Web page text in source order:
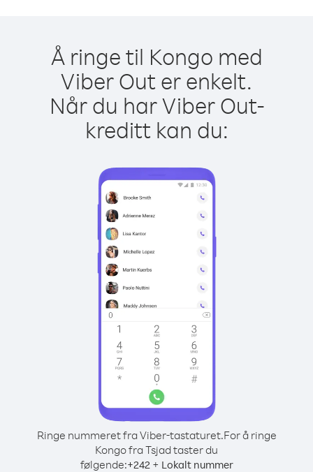
Å ringe til Kongo med
Viber Out er enkelt.
Når du har Viber Out-
kreditt kan du:
Ringe nummeret fra Viber-tastaturet.For å ringe
Kongo fra Tsjad taster du
følgende:+242+ Lokalt nummer